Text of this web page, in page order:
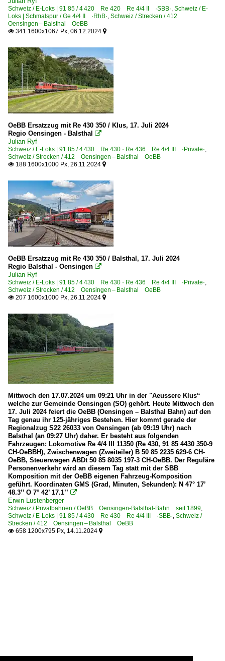
Schweiz / E-Loks | 91 85 / 4 420 Re 420 Re 4/4 II ·SBB·, Schweiz / E-
Loks | Schmalspur / Ge 4/4 II ·RhB·, Schweiz / Strecken / 412
Oensingen – Balsthal OeBB
 341 1600x1067 Px, 06.12.2024 
OeBB Ersatzzug mit Re 430 350 / Klus, 17. Juli 2024
Regio Oensingen - Balsthal

Julian Ryf
Schweiz / E-Loks | 91 85 / 4 430 Re 430 · Re 436 Re 4/4 III ·Private·,
Schweiz / Strecken / 412 Oensingen – Balsthal OeBB
 188 1600x1000 Px, 26.11.2024 
OeBB Ersatzzug mit Re 430 350 / Balsthal, 17. Juli 2024
Regio Balsthal - Oensingen 
Julian Ryf
Schweiz / E-Loks | 91 85 / 4 430 Re 430 · Re 436 Re 4/4 III ·Private·,
Schweiz / Strecken / 412 Oensingen – Balsthal OeBB
 207 1600x1000 Px, 26.11.2024 
Mittwoch den 17.07.2024 um 09:21 Uhr in der "Aeussere Klus“
welche zur Gemeinde Oensingen (SO) gehört. Heute Mittwoch den
17. Juli 2024 feiert die OeBB (Oensingen – Balsthal Bahn) auf den
Tag genau ihr 125-jähriges Bestehen. Hier kommt gerade der
Regionalzug S22 26033 von Oensingen (ab 09:19 Uhr) nach
Balsthal (an 09:27 Uhr) daher. Er besteht aus folgenden
Fahrzeugen: Lokomotive Re 4/4 III 11350 (Re 430, 91 85 4430 350-9
CH-OeBBH), Zwischenwagen (Zweiteiler) B 50 85 2235 629-6 CH-
OeBB, Steuerwagen ABDt 50 85 8035 197-3 CH-OeBB. Der Reguläre
Personenverkehr wird an diesem Tag statt mit der SBB
Komposition mit der OeBB eigenen Fahrzeug-Komposition
geführt. Koordinaten GMS (Grad, Minuten, Sekunden): N 47° 17’
48.3’’ O 7° 42’ 17.1’’ 
Erwin Lustenberger
Schweiz / Privatbahnen / OeBB Oensingen-Balsthal-Bahn seit 1899,
Schweiz / E-Loks | 91 85 / 4 430 Re 430 Re 4/4 III ·SBB·, Schweiz /
Strecken / 412 Oensingen – Balsthal OeBB
 658 1200x795 Px, 14.11.2024 